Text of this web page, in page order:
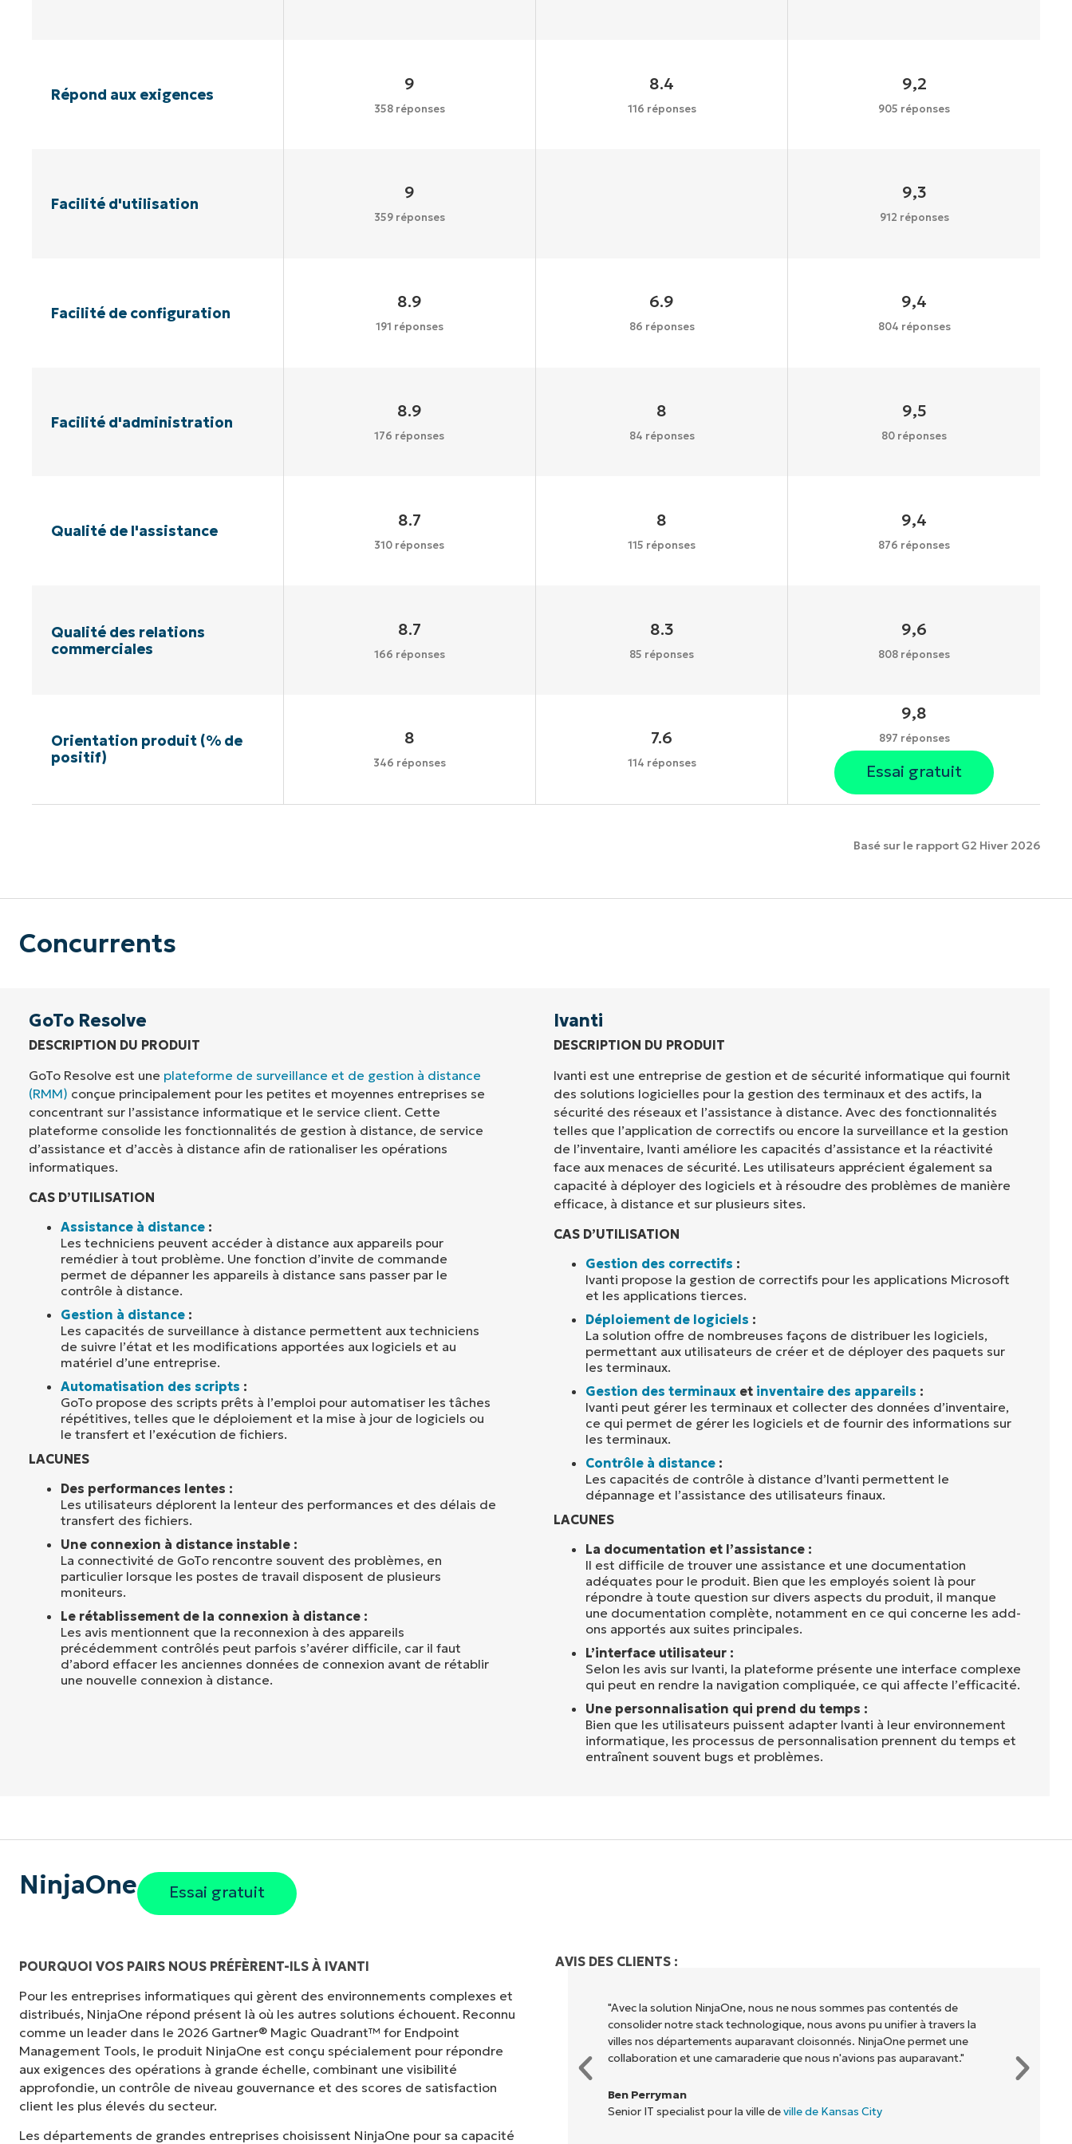
Répond aux exigences
9
358 réponses
8.4
116 réponses
9,2
905 réponses
Facilité d'utilisation
9
359 réponses
9,3
912 réponses
Facilité de configuration
8.9
191 réponses
6.9
86 réponses
9,4
804 réponses
Facilité d'administration
8.9
176 réponses
8
84 réponses
9,5
80 réponses
Qualité de l'assistance
8.7
310 réponses
8
115 réponses
9,4
876 réponses
Qualité des relations
commerciales
8.7
166 réponses
8.3
85 réponses
9,6
808 réponses
Orientation produit (% de
positif)
8
346 réponses
7.6
114 réponses
9,8
897 réponses
Essai gratuit
Basé sur le rapport G2 Hiver 2026
Concurrents
GoTo Resolve
DESCRIPTION DU PRODUIT
GoTo Resolve est une plateforme de surveillance et de gestion à distance
(RMM) conçue principalement pour les petites et moyennes entreprises se
concentrant sur l’assistance informatique et le service client. Cette
plateforme consolide les fonctionnalités de gestion à distance, de service
d’assistance et d’accès à distance afin de rationaliser les opérations
informatiques.
CAS D’UTILISATION
Assistance à distance :
Les techniciens peuvent accéder à distance aux appareils pour
remédier à tout problème. Une fonction d’invite de commande
permet de dépanner les appareils à distance sans passer par le
contrôle à distance.
Gestion à distance :
Les capacités de surveillance à distance permettent aux techniciens
de suivre l’état et les modifications apportées aux logiciels et au
matériel d’une entreprise.
Automatisation des scripts :
GoTo propose des scripts prêts à l’emploi pour automatiser les tâches
répétitives, telles que le déploiement et la mise à jour de logiciels ou
le transfert et l’exécution de fichiers.
LACUNES
Des performances lentes :
Les utilisateurs déplorent la lenteur des performances et des délais de
transfert des fichiers.
Une connexion à distance instable :
La connectivité de GoTo rencontre souvent des problèmes, en
particulier lorsque les postes de travail disposent de plusieurs
moniteurs.
Le rétablissement de la connexion à distance :
Les avis mentionnent que la reconnexion à des appareils
précédemment contrôlés peut parfois s’avérer difficile, car il faut
d’abord effacer les anciennes données de connexion avant de rétablir
une nouvelle connexion à distance.
Ivanti
DESCRIPTION DU PRODUIT
Ivanti est une entreprise de gestion et de sécurité informatique qui fournit
des solutions logicielles pour la gestion des terminaux et des actifs, la
sécurité des réseaux et l’assistance à distance. Avec des fonctionnalités
telles que l’application de correctifs ou encore la surveillance et la gestion
de l’inventaire, Ivanti améliore les capacités d’assistance et la réactivité
face aux menaces de sécurité. Les utilisateurs apprécient également sa
capacité à déployer des logiciels et à résoudre des problèmes de manière
efficace, à distance et sur plusieurs sites.
CAS D’UTILISATION
Gestion des correctifs :
Ivanti propose la gestion de correctifs pour les applications Microsoft
et les applications tierces.
Déploiement de logiciels :
La solution offre de nombreuses façons de distribuer les logiciels,
permettant aux utilisateurs de créer et de déployer des paquets sur
les terminaux.
Gestion des terminaux et inventaire des appareils :
Ivanti peut gérer les terminaux et collecter des données d’inventaire,
ce qui permet de gérer les logiciels et de fournir des informations sur
les terminaux.
Contrôle à distance :
Les capacités de contrôle à distance d’Ivanti permettent le
dépannage et l’assistance des utilisateurs finaux.
LACUNES
La documentation et l’assistance :
Il est difficile de trouver une assistance et une documentation
adéquates pour le produit. Bien que les employés soient là pour
répondre à toute question sur divers aspects du produit, il manque
une documentation complète, notamment en ce qui concerne les add-
ons apportés aux suites principales.
L’interface utilisateur :
Selon les avis sur Ivanti, la plateforme présente une interface complexe
qui peut en rendre la navigation compliquée, ce qui affecte l’efficacité.
Une personnalisation qui prend du temps :
Bien que les utilisateurs puissent adapter Ivanti à leur environnement
informatique, les processus de personnalisation prennent du temps et
entraînent souvent bugs et problèmes.
NinjaOne Essai gratuit
POURQUOI VOS PAIRS NOUS PRÉFÈRENT-ILS À IVANTI
Pour les entreprises informatiques qui gèrent des environnements complexes et
distribués, NinjaOne répond présent là où les autres solutions échouent. Reconnu
comme un leader dans le 2026 Gartner® Magic Quadrant™ for Endpoint
Management Tools, le produit NinjaOne est conçu spécialement pour répondre
aux exigences des opérations à grande échelle, combinant une visibilité
approfondie, un contrôle de niveau gouvernance et des scores de satisfaction
client les plus élevés du secteur.
Les départements de grandes entreprises choisissent NinjaOne pour sa capacité
AVIS DES CLIENTS :
"Auparavant, j'avais besoin de 10 à 15 outils différents pour exécuter ce que
NinjaOne fait dans son panneau de contrôle centralisé." NinjaOne rend la vie
tellement plus facile."
Ernie Turner
Directeur informatique chezVetcor
"Avec la solution NinjaOne, nous ne nous sommes pas contentés de
consolider notre stack technologique, nous avons pu unifier à travers la
villes nos départements auparavant cloisonnés. NinjaOne permet une
collaboration et une camaraderie que nous n'avions pas auparavant."
Ben Perryman
Senior IT specialist pour la ville deville de Kansas City
Company